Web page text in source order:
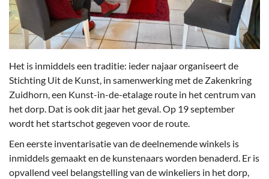
Het is inmiddels een traditie: ieder najaar organiseert de
Stichting Uit de Kunst, in samenwerking met de Zakenkring
Zuidhorn, een Kunst-in-de-etalage route in het centrum van
het dorp. Dat is ook dit jaar het geval. Op 19 september
wordt het startschot gegeven voor de route.
Een eerste inventarisatie van de deelnemende winkels is
inmiddels gemaakt en de kunstenaars worden benaderd. Er is
opvallend veel belangstelling van de winkeliers in het dorp,